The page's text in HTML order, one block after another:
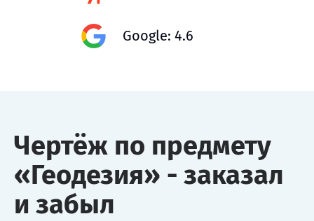
Google: 4.6
Чертёж по предмету
«Геодезия» - заказал
и забыл